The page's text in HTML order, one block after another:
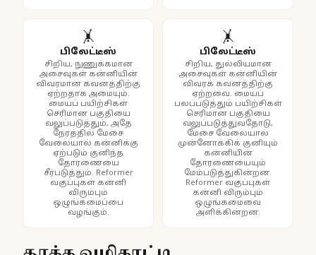
🤸
பிலேட்டீஸ்
சிறிய, நுணுக்கமான
அசைவுகள் கன்னியின்
விவரமான கவனத்திற்கு
ஏற்றதாக அமையும்.
மையப் பயிற்சிகள்
செரிமான பகுதியை
வலுப்படுத்தும், அதே
நேரத்தில் மேசை
வேலையால் கன்னிக்கு
ஏற்படும் குனிந்த
தோரணையை
சீர்படுத்தும். Reformer
வகுப்புகள் கன்னி
விரும்பும்
ஒழுங்கமைப்பை
வழங்கும்.
🤸
பிலேட்டீஸ்
சிறிய, துல்லியமான
அசைவுகள் கன்னியின்
விவரக் கவனத்திற்கு
ஏற்றவை. மையப்
பலப்படுத்தும் பயிற்சிகள்
செரிமான பகுதியை
வலுப்படுத்துவதோடு,
மேசை வேலையால்
முன்னோக்கிக் குனியும்
கன்னியின்
தோரணையையும்
மேம்படுத்துகின்றன.
Reformer வகுப்புகள்
கன்னி விரும்பும்
ஒழுங்கமைவை
அளிக்கின்றன.